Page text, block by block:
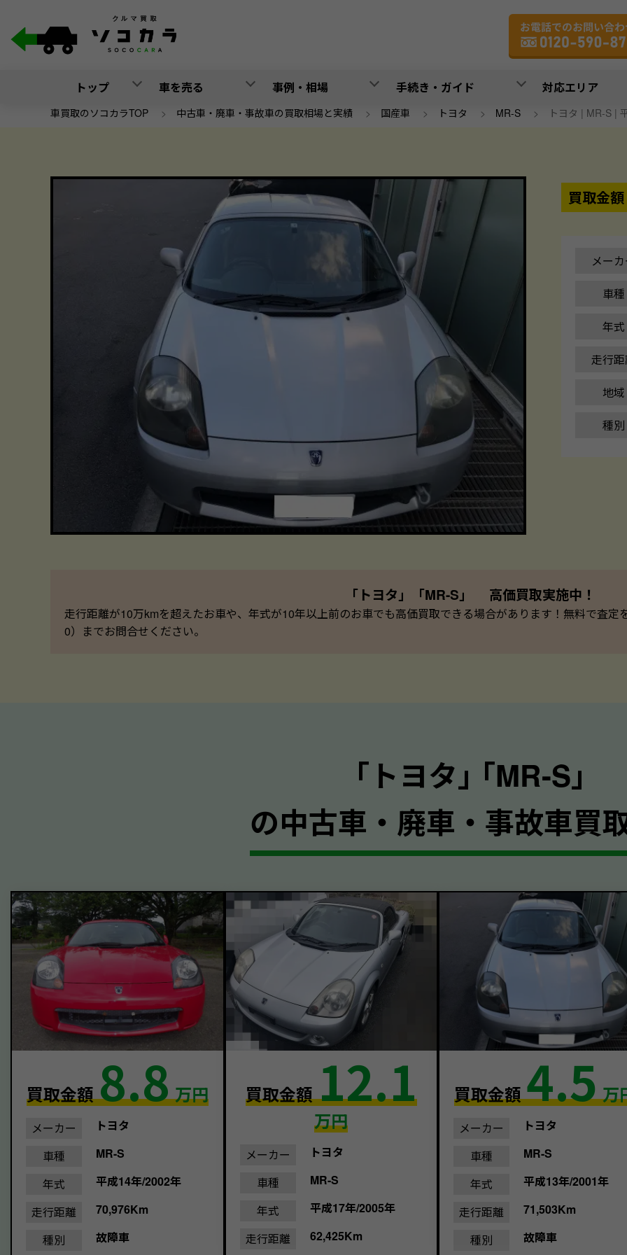
トップ 車を売る 事例・相場 手続き・ガイド 対応エリア
車買取のソコカラTOP > 中古車・廃車・事故車の買取相場と実績 > 国産車 > トヨタ > MR-S > トヨタ | MR-S |
買取金額
メー
車種
年式
走行
地域
種別
「トヨタ」「MR-S」 高価買取実施中！
走行距離が10万kmを超えたお車や、年式が10年以上前のお車でも高価買取できる場合があります！無料で査定
0）までお問合せください。
｢トヨタ｣ ｢MR-S｣
の中古車・廃車・事故車買
買取金額8.8 万円
メーカー
トヨタ
車種
MR-S
年式
平成14年/2002年
走行距離
70,976Km
種別
故障車
買取金額12.1
万円
メーカー
トヨタ
車種
MR-S
年式
平成17年/2005年
走行距離
62,425Km
買取金額4.5 万
メーカー
トヨタ
車種
MR-S
年式
平成13年/2001年
走行距離
71,503Km
種別
故障車